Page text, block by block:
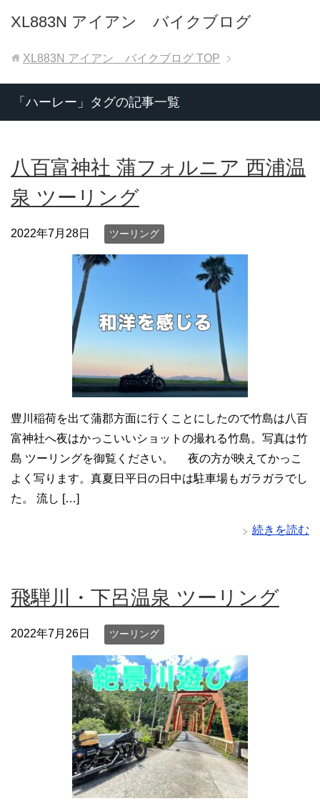
XL883N アイアン バイクブログ
XL883N アイアン バイクブログ TOP
「ハーレー」タグの記事一覧
八百富神社 蒲フォルニア 西浦温
泉 ツーリング
2022年7月28日 ツーリング
豊川稲荷を出て蒲郡方面に行くことにしたので竹島は八百
富神社へ夜はかっこいいショットの撮れる竹島。写真は竹
島 ツーリングを御覧ください。 夜の方が映えてかっこ
よく写ります。真夏日平日の日中は駐車場もガラガラでし
た。 流し […]
続きを読む
飛騨川・下呂温泉 ツーリング
2022年7月26日 ツーリング